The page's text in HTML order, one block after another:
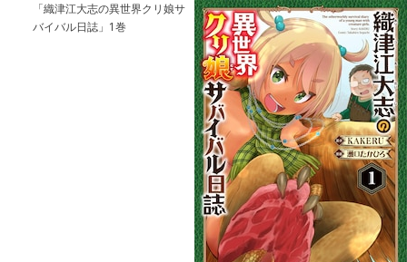
「織津江大志の異世界クリ娘サ
バイバル日誌」1巻